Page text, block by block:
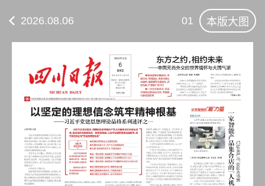
2026.08.06 01 本版大图